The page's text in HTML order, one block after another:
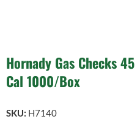
Hornady Gas Checks 45
Cal 1000/Box
SKU: H7140